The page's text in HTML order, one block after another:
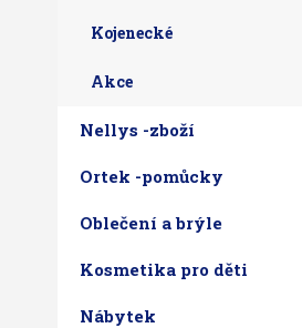
Kojenecké
Akce
Nellys -zboží
Ortek -pomůcky
Oblečení a brýle
Kosmetika pro děti
Nábytek